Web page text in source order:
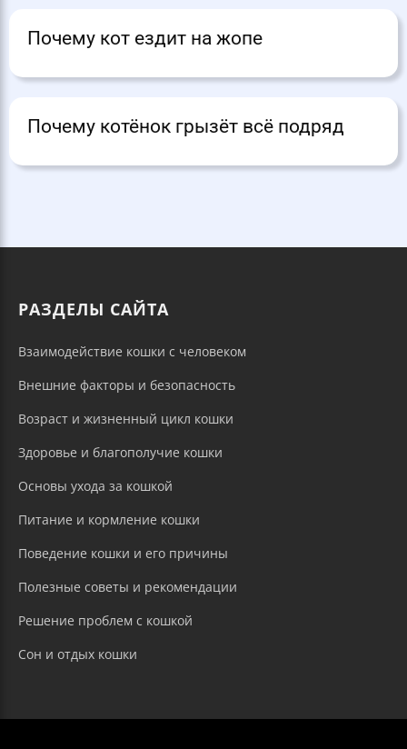
Почему кот ездит на жопе
Почему котёнок грызёт всё подряд
РАЗДЕЛЫ САЙТА
Взаимодействие кошки с человеком
Внешние факторы и безопасность
Возраст и жизненный цикл кошки
Здоровье и благополучие кошки
Основы ухода за кошкой
Питание и кормление кошки
Поведение кошки и его причины
Полезные советы и рекомендации
Решение проблем с кошкой
Сон и отдых кошки